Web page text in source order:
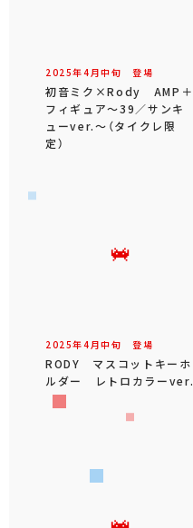
2025年4 月中旬 登場
初音ミク×Rody AMP＋
フィギュア～39／サンキ
ューver.～（タイクレ限
定）
2025年4 月中旬 登場
RODY マスコットキーホ
ルダー レトロカラーver.